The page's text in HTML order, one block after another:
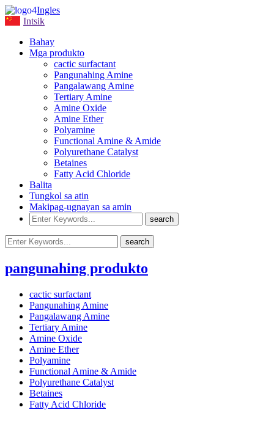
Ingles
Intsik
Bahay
Mga produkto
cactic surfactant
Pangunahing Amine
Pangalawang Amine
Tertiary Amine
Amine Oxide
Amine Ether
Polyamine
Functional Amine & Amide
Polyurethane Catalyst
Betaines
Fatty Acid Chloride
Balita
Tungkol sa atin
Makipag-ugnayan sa amin
pangunahing produkto
cactic surfactant
Pangunahing Amine
Pangalawang Amine
Tertiary Amine
Amine Oxide
Amine Ether
Polyamine
Functional Amine & Amide
Polyurethane Catalyst
Betaines
Fatty Acid Chloride